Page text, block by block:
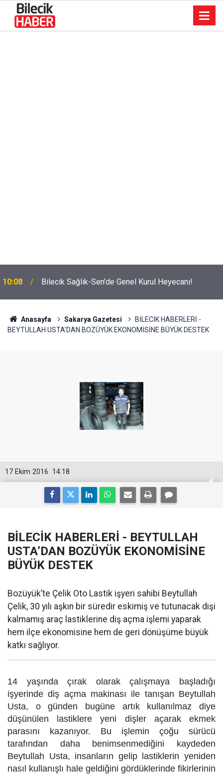
10:08 Bilecik Sağlık-Sen'de Genel Kurul Heyecanı!
Anasayfa Sakarya Gazetesi
BİLECİK HABERLERİ -
BEYTULLAH USTA’DAN BOZÜYÜK EKONOMİSİNE BÜYÜK DESTEK
14:18
17 Ekim 2016
BİLECİK HABERLERİ - BEYTULLAH
USTA’DAN BOZÜYÜK EKONOMİSİNE
BÜYÜK DESTEK
Bozüyük’te Çelik Oto Lastik işyeri sahibi Beytullah
Çelik, 30 yılı aşkın bir süredir eskimiş ve tutunacak dişi
kalmamış araç lastiklerine diş açma işlemi yaparak
hem ilçe ekonomisine hem de geri dönüşüme büyük
katkı sağlıyor.
14 yaşında çırak olarak çalışmaya başladığı
işyerinde diş açma makinası ile tanışan Beytullah
Usta, o günden bugüne artık kullanılmaz diye
düşünülen lastiklere yeni dişler açarak ekmek
parasını kazanıyor. Bu işlemin çoğu sürücü
tarafından daha benimsenmediğini kaydeden
Beytullah Usta, insanların gelip lastiklerin yeniden
nasıl kullanışlı hale geldiğini gördüklerinde fikirlerinin